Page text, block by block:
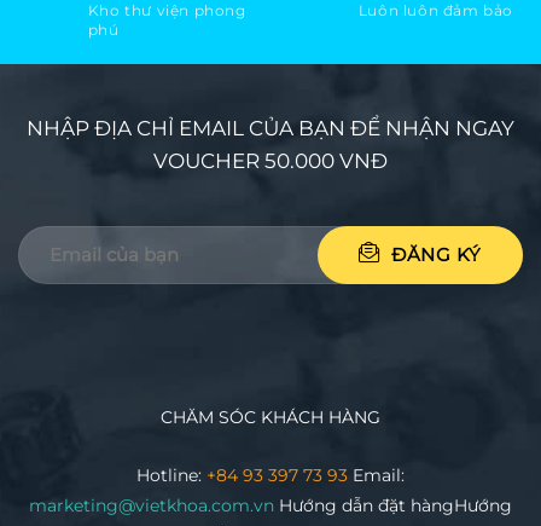
Kho thư viện phong
phú
Luôn luôn đảm bảo
NHẬP ĐỊA CHỈ EMAIL CỦA BẠN ĐỂ NHẬN NGAY
VOUCHER 50.000 VNĐ
CHĂM SÓC KHÁCH HÀNG
Hotline: +84 93 397 73 93 Email:
marketing@vietkhoa.com.vn Hướng dẫn đặt hàngHướng